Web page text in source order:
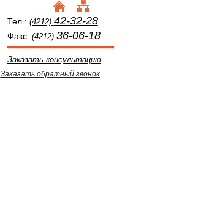
Тел.: (4212) 42-32-28
Факс: (4212) 36-06-18
Заказать консультацию
Заказать обратный звонок